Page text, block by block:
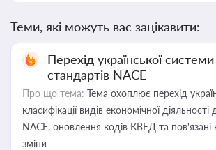
Теми, які можуть вас зацікавити:
Перехід української
стандартів NACE
Про що тема: Тема охоплює перехід
класифікації видів економічної
NACE, оновлення кодів КВЕД та пов'язані
зміни